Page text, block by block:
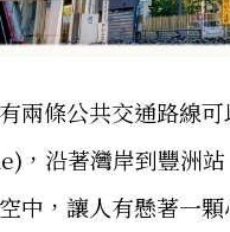
兩條公共交通路線
，沿著灣岸到豐洲站
中，讓人有懸著一